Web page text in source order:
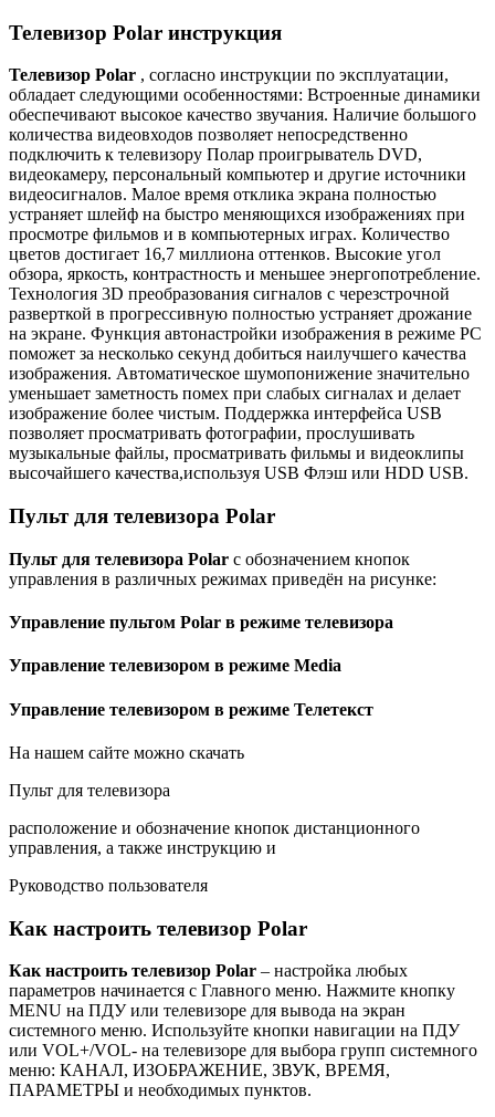
Телевизор Polar инструкция
Телевизор Polar , согласно инструкции по эксплуатации,
обладает следующими особенностями: Встроенные динамики
обеспечивают высокое качество звучания. Наличие большого
количества видеовходов позволяет непосредственно
подключить к телевизору Полар проигрыватель DVD,
видеокамеру, персональный компьютер и другие источники
видеосигналов. Малое время отклика экрана полностью
устраняет шлейф на быстро меняющихся изображениях при
просмотре фильмов и в компьютерных играх. Количество
цветов достигает 16,7 миллиона оттенков. Высокие угол
обзора, яркость, контрастность и меньшее энергопотребление.
Технология 3D преобразования сигналов с черезстрочной
разверткой в прогрессивную полностью устраняет дрожание
на экране. Функция автонастройки изображения в режиме PC
поможет за несколько секунд добиться наилучшего качества
изображения. Автоматическое шумопонижение значительно
уменьшает заметность помех при слабых сигналах и делает
изображение более чистым. Поддержка интерфейса USB
позволяет просматривать фотографии, прослушивать
музыкальные файлы, просматривать фильмы и видеоклипы
высочайшего качества,используя USB Флэш или HDD USB.
Пульт для телевизора Polar
Пульт для телевизора Polar с обозначением кнопок
управления в различных режимах приведён на рисунке:
Управление пультом Polar в режиме телевизора
Управление телевизором в режиме Media
Управление телевизором в режиме Телетекст
На нашем сайте можно скачать
Пульт для телевизора
расположение и обозначение кнопок дистанционного
управления, а также инструкцию и
Руководство пользователя
Как настроить телевизор Polar
Как настроить телевизор Polar – настройка любых
параметров начинается с Главного меню. Нажмите кнопку
MENU на ПДУ или телевизоре для вывода на экран
системного меню. Используйте кнопки навигации на ПДУ
или VOL+/VOL- на телевизоре для выбора групп системного
меню: КАНАЛ, ИЗОБРАЖЕНИЕ, ЗВУК, ВРЕМЯ,
ПАРАМЕТРЫ и необходимых пунктов.